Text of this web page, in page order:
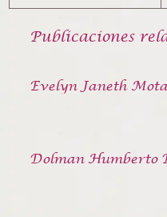
Publicaciones
Evelyn Janeth
Dolman Humberto